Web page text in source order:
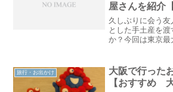
屋さんを紹介
（ほぼ）】
久しぶりに会う
とした手土産を
か？今回は東京
待ち合わせでも
購できる、喜ば
屋さんを紹介しま
未満で考えていま
旅行・お出かけ
大阪で行った
【おすすめ